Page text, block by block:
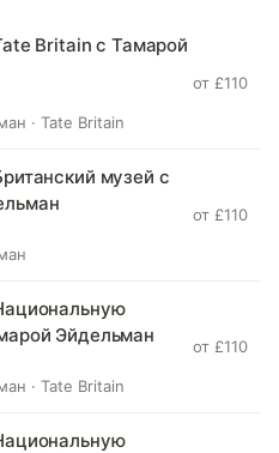
Britain с Тамарой
· Tate Britain
от £110
музей с
от £110
Эйдельман
· Tate Britain
от £110